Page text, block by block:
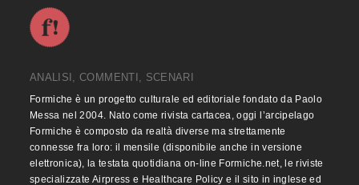
ANALISI, COMMENTI, SCENARI
Formiche è un progetto culturale ed editoriale fondato da Paolo
Messa nel 2004. Nato come rivista cartacea, oggi l’arcipelago
Formiche è composto da realtà diverse ma strettamente
connesse fra loro: il mensile (disponibile anche in versione
elettronica), la testata quotidiana on-line Formiche.net, le riviste
specializzate Airpress e Healthcare Policy e il sito in inglese ed